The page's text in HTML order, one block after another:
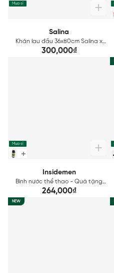
Mua sỉ
Salina
Khăn lau đầu 36x80cm Salina x
Insidemen Cotton SHT004
300,000₫
Mua sỉ
Insidemen
Bình nước thể thao - Quà tặng
Insidemen
264,000₫
NEW